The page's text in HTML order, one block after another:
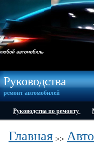
Руководства
ремонт автомобилей
Руководства по ремонту
Главная >>